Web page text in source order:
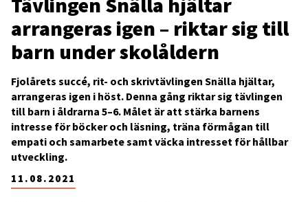
arrangeras igen – riktar sig till
barn under skolåldern
11.08.2021
Fjolårets succé, rit- och skrivtävlingen Snälla hjältar,
arrangeras igen i höst. Denna gång riktar sig tävlingen
till barn i åldrarna 5­–6. Målet är att stärka barnens
intresse för böcker och läsning, träna förmågan till
empati och samarbete samt väcka intresset för hållbar
utveckling.